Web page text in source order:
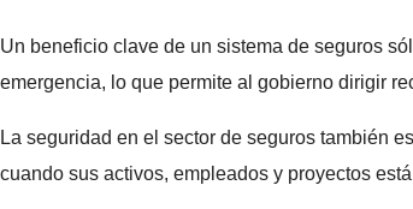
Un beneficio clave de un sistema de seguros
emergencia, lo que permite al gobierno dirigir
La seguridad en el sector de seguros también
cuando sus activos, empleados y proyectos